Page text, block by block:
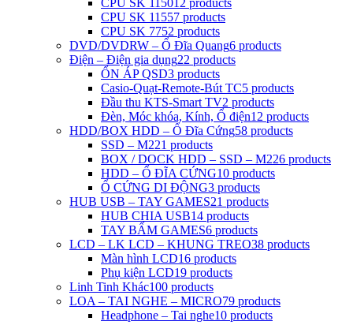
CPU SK 115012 products
CPU SK 11557 products
CPU SK 7752 products
DVD/DVDRW – Ổ Đĩa Quang6 products
Điện – Điện gia dụng22 products
ỔN ÁP QSD3 products
Casio-Quạt-Remote-Bút TC5 products
Đầu thu KTS-Smart TV2 products
Đèn, Móc khóa, Kính, Ổ điện12 products
HDD/BOX HDD – Ổ Đĩa Cứng58 products
SSD – M221 products
BOX / DOCK HDD – SSD – M226 products
HDD – Ổ ĐĨA CỨNG10 products
Ổ CỨNG DI ĐỘNG3 products
HUB USB – TAY GAMES21 products
HUB CHIA USB14 products
TAY BẤM GAMES6 products
LCD – LK LCD – KHUNG TREO38 products
Màn hình LCD16 products
Phụ kiện LCD19 products
Linh Tinh Khác100 products
LOA – TAI NGHE – MICRO79 products
Headphone – Tai nghe10 products